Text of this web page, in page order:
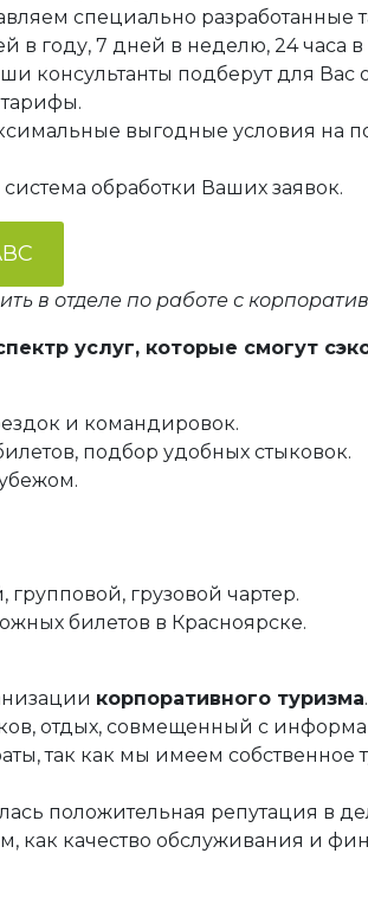
специально
в году, 7 дней в неделю, 24 часа в
консультанты подберут для
выгодные условия на
система обработки Ваших заявок.
в отделе по работе с
услуг, которые смогут
и командировок.
подбор удобных стыковок.
грузовой чартер.
билетов в Красноярске.
корпоративного туризма
отдых, совмещенный с
так как мы имеем собственное
положительная репутация в
как качество обслуживания и